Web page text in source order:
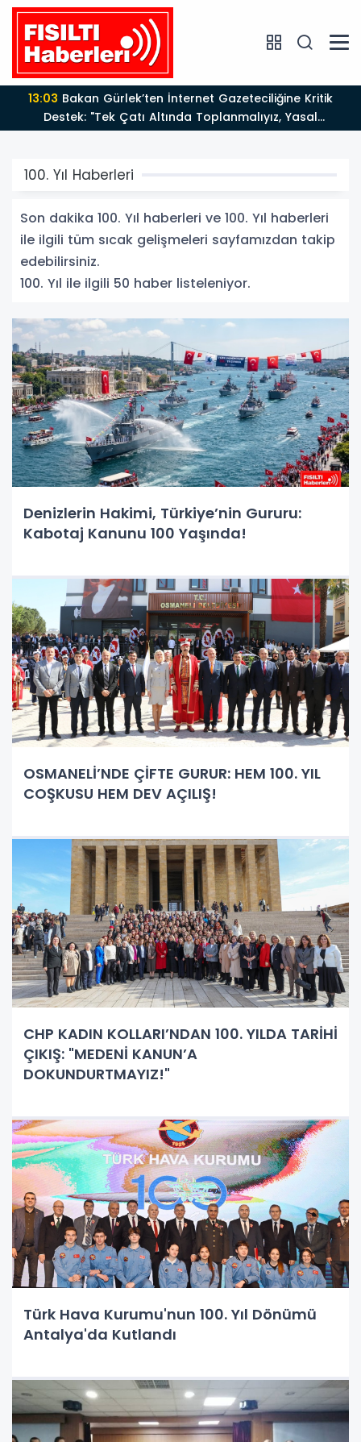
12:12Fısıltı Haberleri Yazarı Dr. Canan Yılmaz’a
Uluslararası Alanda Büyük Onur: “Dr. A.P.J. Abdul
Kalam İlham Ödülü 2026”
100. Yıl Haberleri
Son dakika 100. Yıl haberleri ve 100. Yıl haberleri
ile ilgili tüm sıcak gelişmeleri sayfamızdan takip
edebilirsiniz.
100. Yıl ile ilgili 50 haber listeleniyor.
Denizlerin Hakimi, Türkiye’nin Gururu:
Kabotaj Kanunu 100 Yaşında!
OSMANELİ’NDE ÇİFTE GURUR: HEM 100. YIL
COŞKUSU HEM DEV AÇILIŞ!
CHP KADIN KOLLARI’NDAN 100. YILDA TARİHİ
ÇIKIŞ: "MEDENİ KANUN’A
DOKUNDURTMAYIZ!"
Türk Hava Kurumu'nun 100. Yıl Dönümü
Antalya'da Kutlandı